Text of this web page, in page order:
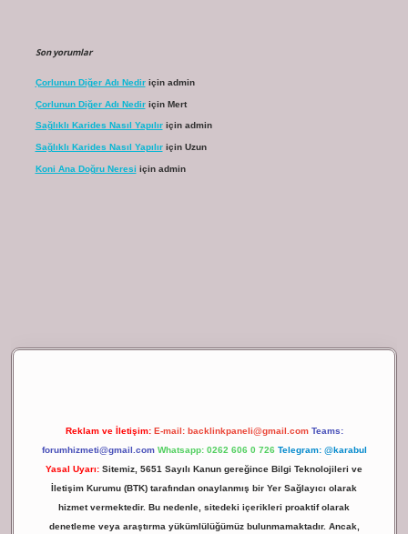
Son yorumlar
Çorlunun Diğer Adı Nediriçin admin
Çorlunun Diğer Adı Nediriçin Mert
Sağlıklı Karides Nasıl Yapılıriçin admin
Sağlıklı Karides Nasıl Yapılıriçin Uzun
Koni Ana Doğru Neresi için admin
Reklam ve İletişim: E-mail: backlinkpaneli@gmail.com Teams:
forumhizmeti@gmail.com Whatsapp: 0262 606 0 726 Telegram: @karabul
Yasal Uyarı: Sitemiz, 5651 Sayılı Kanun gereğince Bilgi Teknolojileri ve
İletişim Kurumu (BTK) tarafından onaylanmış bir Yer Sağlayıcı olarak
hizmet vermektedir. Bu nedenle, sitedeki içerikleri proaktif olarak
denetleme veya araştırma yükümlülüğümüz bulunmamaktadır. Ancak,